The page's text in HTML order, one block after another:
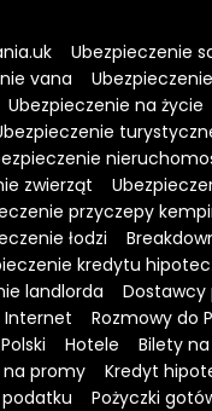
Ubezpieczenie
vana
Ubezpieczenie na życie
zwierząt
przyczepy
łodzi
kredytu
landlorda
Dostawcy
Internet
Rozmowy do
Hotele
Bilety
na promy
Kredyt
Pożyczki